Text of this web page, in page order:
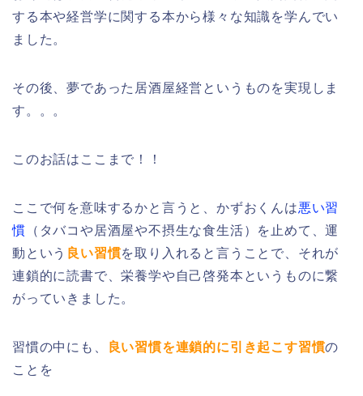
する本や経営学に関する本から様々な知識を学んでい
ました。
その後、夢であった居酒屋経営というものを実現しま
す。。。
このお話はここまで！！
ここで何を意味するかと言うと、かずおくんは悪い習
慣 （タバコや居酒屋や不摂生な食生活）を止めて、運
動という 良い習慣を取り入れると言うことで、それが
連鎖的に読書で、栄養学や自己啓発本というものに繋
がっていきました。
習慣の中にも、 良い習慣を連鎖的に引き起こす習慣の
ことを